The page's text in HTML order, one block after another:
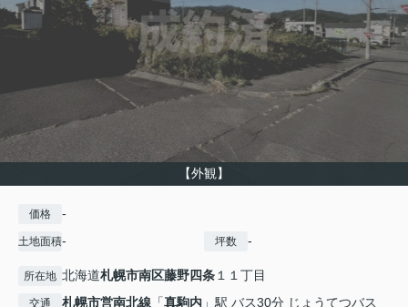
【外観】
価格 -
土地面積- 坪数 -
所在地 北海道札幌市南区藤野四条１１丁目
交通 札幌市営南北線 「真駒内 」駅 バス30分 じょうてつバス